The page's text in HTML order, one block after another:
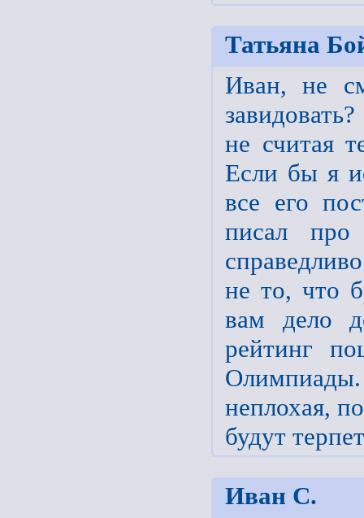
Татьяна
Иван, не
не считая
Если бы я
все его
писал
не то, что
вам дело
рейтинг
неплохая,
будут
Иван С.